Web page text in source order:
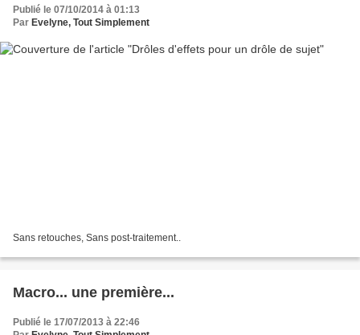
Publié le 07/10/2014 à 01:13
Par Evelyne, Tout Simplement
Sans retouches, Sans post-traitement..
Macro... une première...
Publié le 17/07/2013 à 22:46